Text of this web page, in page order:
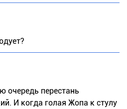
очередь перестань
И когда голая Жопа к стулу